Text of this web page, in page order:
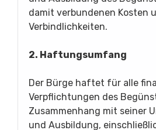
damit verbundenen Kosten
Verbindlichkeiten.
2. Haftungsumfang
Der Bürge haftet für alle
Verpflichtungen des
Zusammenhang mit seiner
und Ausbildung,